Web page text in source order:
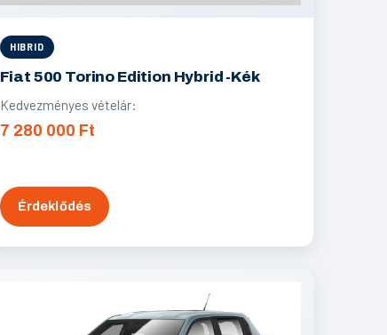
HIBRID
Fiat 500 Torino Edition Hybrid -Kék
Kedvezményes vételár:
7 280 000 Ft
Érdeklődés